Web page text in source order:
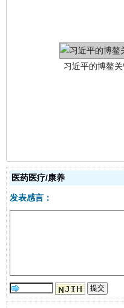
“刷贴”乱象丛
医药医疗/康养
发表感言：